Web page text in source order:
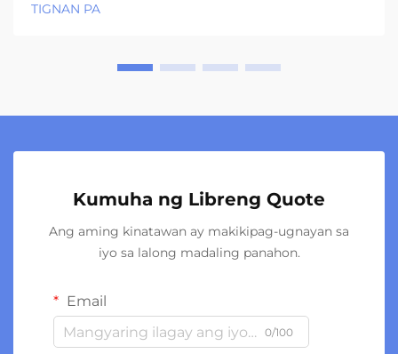
TIGNAN PA
Kumuha ng Libreng Quote
Ang aming kinatawan ay makikipag-ugnayan sa
iyo sa lalong madaling panahon.
Email
0/100